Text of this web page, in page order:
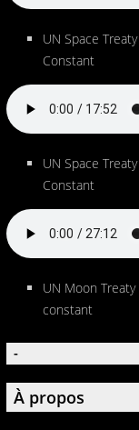
UN Space
Constant
UN Space
Constant
UN Moon
constant
-
À propos